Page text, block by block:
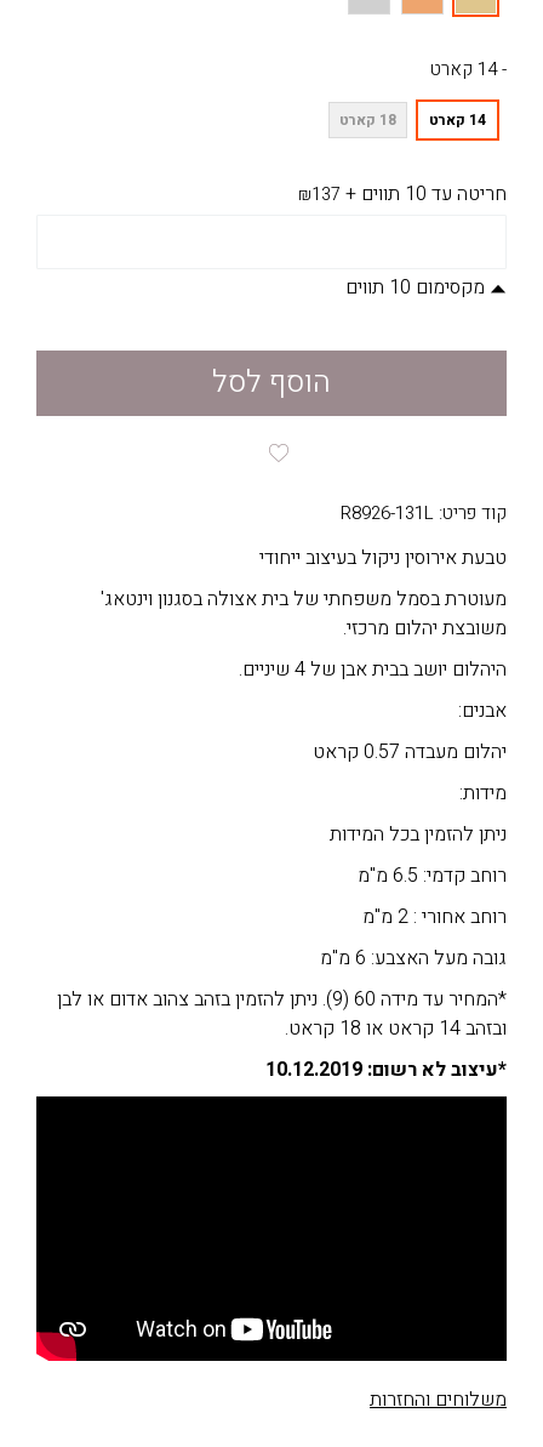
- 14 קארט
14 קארט 18 קארט
חריטה עד 10 תווים +
₪137
מקסימום 10 תווים
הוסף לסל
קוד פריט: R8926-131L
טבעת אירוסין ניקול בעיצוב ייחודי
מעוטרת בסמל משפחתי של בית אצולה בסגנון וינטאג'
משובצת יהלום מרכזי.
היהלום יושב בבית אבן של 4 שיניים.
אבנים:
יהלום מעבדה 0.57 קראט
מידות:
ניתן להזמין בכל המידות
רוחב קדמי: 6.5 מ"מ
רוחב אחורי : 2 מ"מ
גובה מעל האצבע: 6 מ"מ
*המחיר עד מידה 60 (9). ניתן להזמין בזהב צהוב אדום או לבן
ובזהב 14 קראט או 18 קראט.
*עיצוב לא רשום: 10.12.2019
משלוחים והחזרות